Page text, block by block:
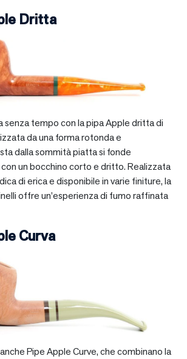
Dritta
senza tempo con la pipa Apple dritta di
da una forma rotonda e
dalla sommità piatta si fonde
un bocchino corto e dritto. Realizzata
di erica e disponibile in varie finiture, la
offre un’esperienza di fumo raffinata
Curva
Pipe Apple Curve, che combinano la